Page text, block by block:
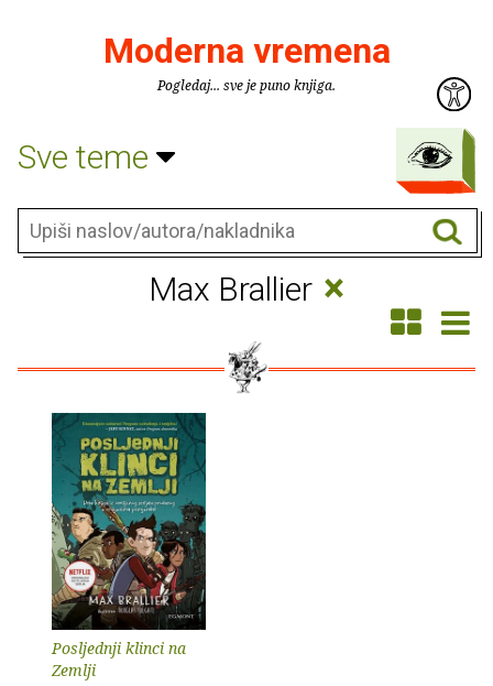
Moderna vremena
Pogledaj... sve je puno knjiga.
Sve teme
Max Brallier ×
Posljednji klinci na
Zemlji